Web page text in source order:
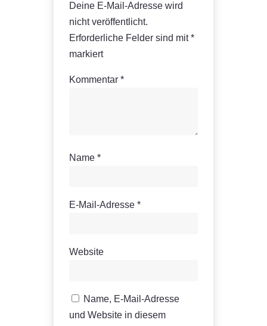
Deine E-Mail-Adresse wird
nicht veröffentlicht.
Erforderliche Felder sind mit*
markiert
Kommentar*
Name*
E-Mail-Adresse*
Website
Name, E-Mail-Adresse
und Website in diesem